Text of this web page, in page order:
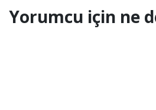
Yorumcu için ne